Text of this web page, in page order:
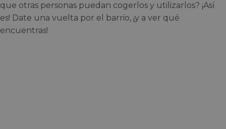
que otras personas puedan cogerlos y utilizarlos? ¡Así
es! Date una vuelta por el barrio, ¡y a ver qué
encuentras!